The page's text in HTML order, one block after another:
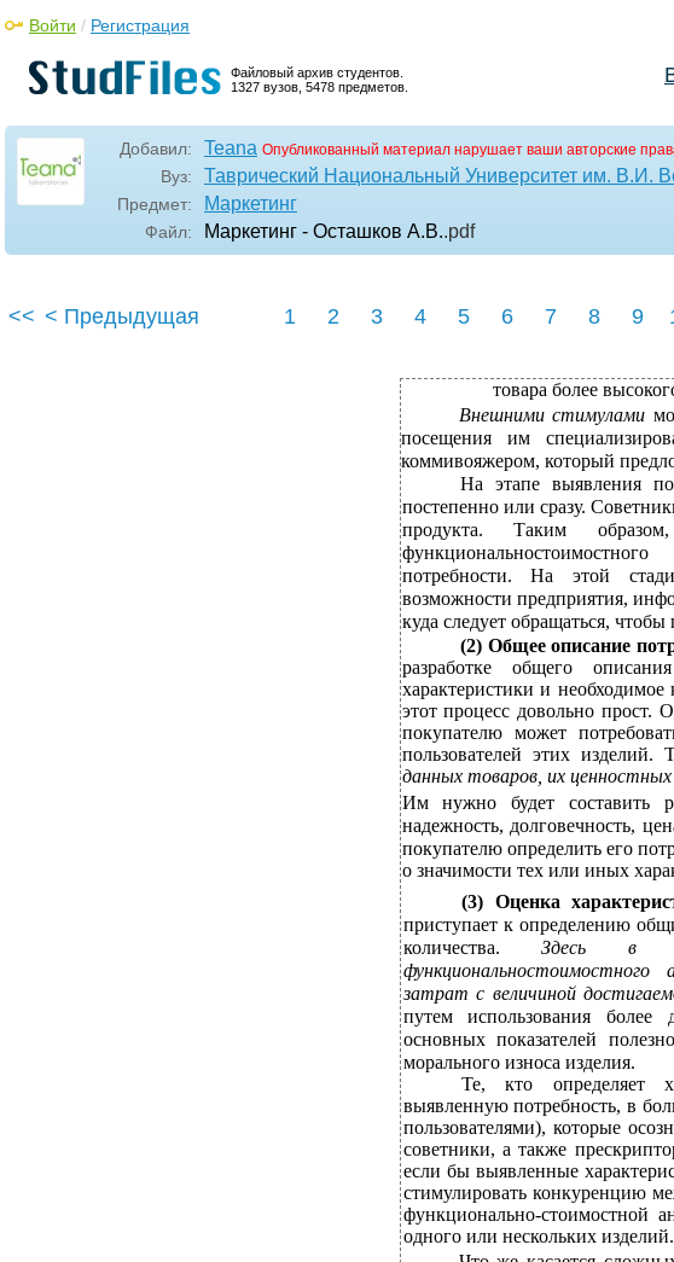
Файловый архив студентов.
1327 вузов, 5478 предметов.
Войти / Регистрация
Добавил: Teana Опубликованный материал нарушает ваши авторские
Вуз: Таврический Национальный Университет им. В.И.
Предмет: Маркетинг
Файл: Маркетинг - Осташков А.В..pdf
<< < Предыдущая 1 2 3 4 5 6 7 8 9
товара более
Внешними стимулами
посещения им
коммивояжером, который
На этапе выявления
постепенно или сразу.
продукта. Таким
потребности. На этой
возможности предприятия,
куда следует обращаться,
(2) Общее описание
разработке общего
характеристики и необходимое
этот процесс довольно прост.
покупателю может
пользователей этих изделий.
данных товаров, их
Им нужно будет составить
надежность, долговечность,
покупателю определить его
о значимости тех или иных
(3)
Оценка
приступает к определению
количества. Здесь в
затрат с величиной
путем использования
основных показателей
морального износа изделия.
Те, кто определяет
выявленную потребность, в
пользователями), которые
советники, а также
если бы выявленные
стимулировать конкуренцию
функционально-стоимостной
одного или нескольких изделий.